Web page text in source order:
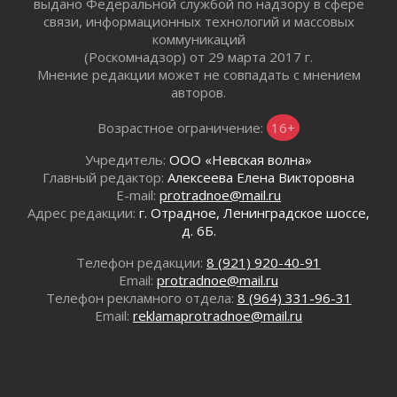
01 августа 2026
В музей всей семьёй
01 августа 2026
Без заявлений и очередей
Не женское это дело...уверены?
Все силы в кулак
01 августа 2026
Айда на пляж!
Один в поле — не воин
01 августа 2026
Пик топливного кризиса в регионе прошёл
31 июля 2026
выдано Федеральной службой по надзору в сфере
связи, информационных технологий и массовых
коммуникаций
(Роскомнадзор) от 29 марта 2017 г.
Мнение редакции может не совпадать с мнением
авторов.
Возрастное ограничение: 16+
Учредитель: ООО «Невская волна»
Главный редактор: Алексеева Елена Викторовна
E-mail: protradnoe@mail.ru
Адрес редакции: г. Отрадное, Ленинградское шоссе,
д. 6Б.
Телефон редакции: 8 (921) 920-40-91
Email: protradnoe@mail.ru
Телефон рекламного отдела: 8 (964) 331-96-31
Email: reklamaprotradnoe@mail.ru